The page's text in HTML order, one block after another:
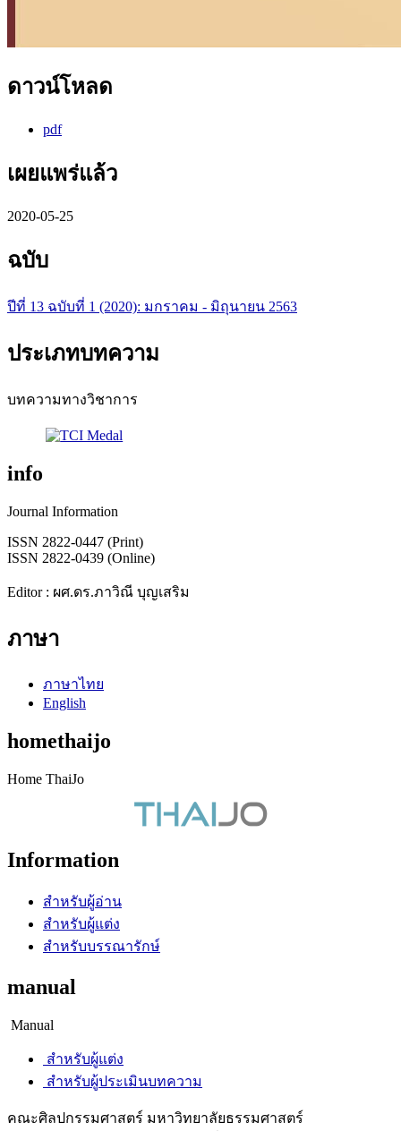
ดาวน์โหลด
pdf
เผยแพร่แล้ว
2020-05-25
ฉบับ
ปีที่ 13 ฉบับที่ 1 (2020): มกราคม - มิถุนายน 2563
ประเภทบทความ
บทความทางวิชาการ
info
Journal Information
ISSN 2822-0447 (Print)
ISSN 2822-0439 (Online)
Editor : ผศ.ดร.ภาวิณี บุญเสริม
ภาษา
ภาษาไทย
English
homethaijo
Home ThaiJo
Information
สำหรับผู้อ่าน
สำหรับผู้แต่ง
สำหรับบรรณารักษ์
manual
Manual
สำหรับผู้แต่ง
สำหรับผู้ประเมินบทความ
คณะศิลปกรรมศาสตร์ มหาวิทยาลัยธรรมศาสตร์